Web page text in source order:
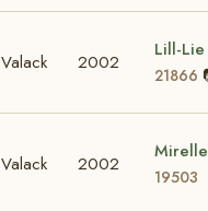
Valack 2002
Lill-Lie
21866
Valack 2002
Mirelle
19503